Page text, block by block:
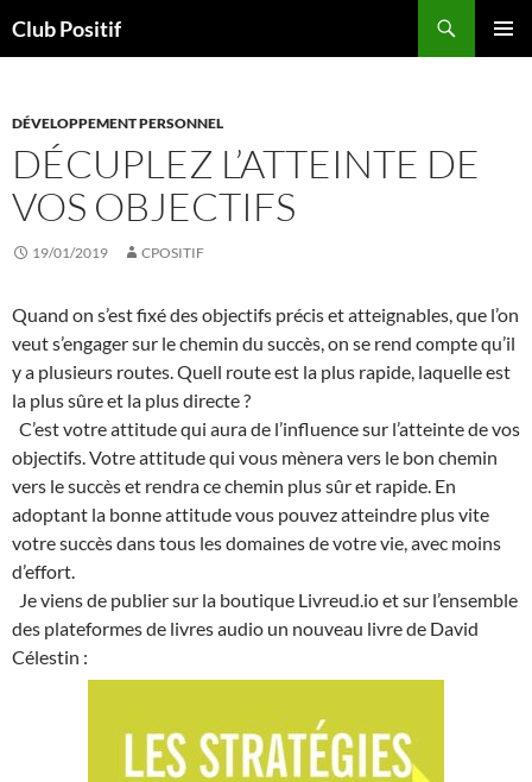
auClub Positif
DÉVELOPPEMENT PERSONNEL
DÉCUPLEZ L’ATTEINTE DE
VOS OBJECTIFS
19/01/2019 CPOSITIF
Quand on s’est fixé des objectifs précis et atteignables, que l’on
veut s’engager sur le chemin du succès, on se rend compte qu’il
y a plusieurs routes. Quell route est la plus rapide, laquelle est
la plus sûre et la plus directe ?
C’est votre attitude qui aura de l’influence sur l’atteinte de vos
objectifs. Votre attitude qui vous mènera vers le bon chemin
vers le succès et rendra ce chemin plus sûr et rapide. En
adoptant la bonne attitude vous pouvez atteindre plus vite
votre succès dans tous les domaines de votre vie, avec moins
d’effort.
Je viens de publier sur la boutique Livreud.io et sur l’ensemble
des plateformes de livres audio un nouveau livre de David
Célestin :